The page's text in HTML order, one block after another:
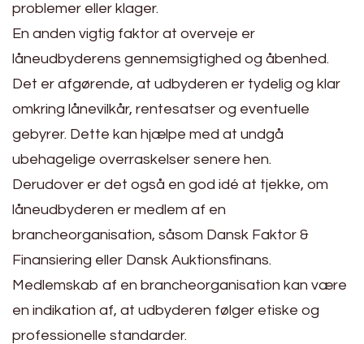
problemer eller klager.
En anden vigtig faktor at overveje er
låneudbyderens gennemsigtighed og åbenhed.
Det er afgørende, at udbyderen er tydelig og klar
omkring lånevilkår, rentesatser og eventuelle
gebyrer. Dette kan hjælpe med at undgå
ubehagelige overraskelser senere hen.
Derudover er det også en god idé at tjekke, om
låneudbyderen er medlem af en
brancheorganisation, såsom Dansk Faktor &
Finansiering eller Dansk Auktionsfinans.
Medlemskab af en brancheorganisation kan være
en indikation af, at udbyderen følger etiske og
professionelle standarder.